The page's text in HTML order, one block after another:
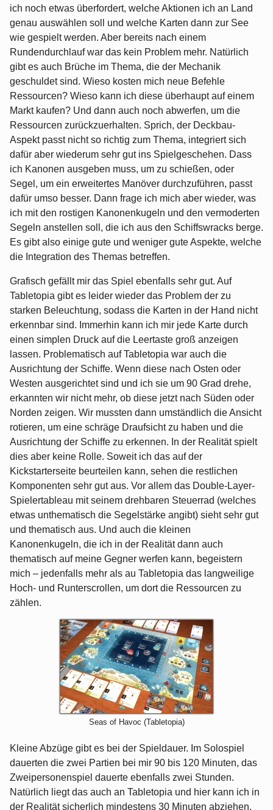
ich noch etwas überfordert, welche Aktionen ich an Land
genau auswählen soll und welche Karten dann zur See
wie gespielt werden. Aber bereits nach einem
Rundendurchlauf war das kein Problem mehr. Natürlich
gibt es auch Brüche im Thema, die der Mechanik
geschuldet sind. Wieso kosten mich neue Befehle
Ressourcen? Wieso kann ich diese überhaupt auf einem
Markt kaufen? Und dann auch noch abwerfen, um die
Ressourcen zurückzuerhalten. Sprich, der Deckbau-
Aspekt passt nicht so richtig zum Thema, integriert sich
dafür aber wiederum sehr gut ins Spielgeschehen. Dass
ich Kanonen ausgeben muss, um zu schießen, oder
Segel, um ein erweitertes Manöver durchzuführen, passt
dafür umso besser. Dann frage ich mich aber wieder, was
ich mit den rostigen Kanonenkugeln und den vermoderten
Segeln anstellen soll, die ich aus den Schiffswracks berge.
Es gibt also einige gute und weniger gute Aspekte, welche
die Integration des Themas betreffen.
Grafisch gefällt mir das Spiel ebenfalls sehr gut. Auf
Tabletopia gibt es leider wieder das Problem der zu
starken Beleuchtung, sodass die Karten in der Hand nicht
erkennbar sind. Immerhin kann ich mir jede Karte durch
einen simplen Druck auf die Leertaste groß anzeigen
lassen. Problematisch auf Tabletopia war auch die
Ausrichtung der Schiffe. Wenn diese nach Osten oder
Westen ausgerichtet sind und ich sie um 90 Grad drehe,
erkannten wir nicht mehr, ob diese jetzt nach Süden oder
Norden zeigen. Wir mussten dann umständlich die Ansicht
rotieren, um eine schräge Draufsicht zu haben und die
Ausrichtung der Schiffe zu erkennen. In der Realität spielt
dies aber keine Rolle. Soweit ich das auf der
Kickstarterseite beurteilen kann, sehen die restlichen
Komponenten sehr gut aus. Vor allem das Double-Layer-
Spielertableau mit seinem drehbaren Steuerrad (welches
etwas unthematisch die Segelstärke angibt) sieht sehr gut
und thematisch aus. Und auch die kleinen
Kanonenkugeln, die ich in der Realität dann auch
thematisch auf meine Gegner werfen kann, begeistern
mich – jedenfalls mehr als au Tabletopia das langweilige
Hoch- und Runterscrollen, um dort die Ressourcen zu
zählen.
Seas of Havoc (Tabletopia)
Kleine Abzüge gibt es bei der Spieldauer. Im Solospiel
dauerten die zwei Partien bei mir 90 bis 120 Minuten, das
Zweipersonenspiel dauerte ebenfalls zwei Stunden.
Natürlich liegt das auch an Tabletopia und hier kann ich in
der Realität sicherlich mindestens 30 Minuten abziehen.